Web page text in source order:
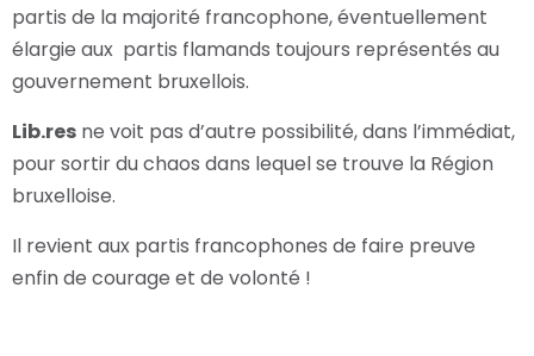
partis de la majorité francophone, éventuellement
élargie aux partis flamands toujours représentés au
gouvernement bruxellois.
Lib.res ne voit pas d’autre possibilité, dans l’immédiat,
pour sortir du chaos dans lequel se trouve la Région
bruxelloise.
Il revient aux partis francophones de faire preuve
enfin de courage et de volonté !